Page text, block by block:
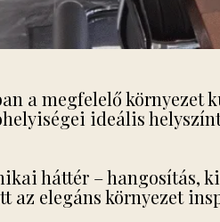
a megfelelő környezet
ideális
háttér – hangosítás,
az elegáns környezet